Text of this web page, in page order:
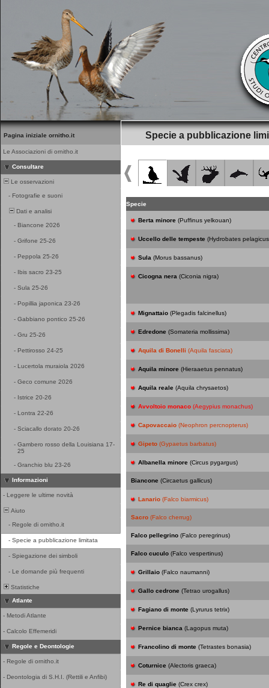
Pagina iniziale ornitho.it
Le Associazioni di ornitho.it
Consultare
Le osservazioni
- Fotografie e suoni
Dati e analisi
- Biancone 2026
- Grifone 25-26
- Peppola 25-26
- Ibis sacro 23-25
- Sula 25-26
- Popillia japonica 23-26
- Gabbiano pontico 25-26
- Gru 25-26
- Pettirosso 24-25
- Lucertola muraiola 2026
- Geco comune 2026
- Istrice 20-26
- Lontra 22-26
- Sciacallo dorato 20-26
- Gambero rosso della Louisiana 17-
25
- Granchio blu 23-26
Informazioni
- Leggere le ultime novità
Aiuto
- Regole di ornitho.it
- Specie a pubblicazione limitata
- Spiegazione dei simboli
- Le domande più frequenti
Statistiche
Atlante
- Metodi Atlante
- Calcolo Effemeridi
Regole e Deontologie
- Regole di ornitho.it
- Deontologia di S.H.I. (Rettili e Anfibi)
Specie a pubblicazione
Specie
Berta minore (Puffinus yelkouan)
Uccello delle tempeste (Hydrobates
Sula (Morus bassanus)
Cicogna nera (Ciconia nigra)
Mignattaio (Plegadis falcinellus)
Edredone (Somateria mollissima)
Aquila di Bonelli (Aquila fasciata)
Aquila minore (Hieraaetus pennatus)
Aquila reale (Aquila chrysaetos)
Avvoltoio monaco (Aegypius monachus)
Capovaccaio (Neophron percnopterus)
Gipeto (Gypaetus barbatus)
Albanella minore (Circus pygargus)
Biancone (Circaetus gallicus)
Lanario (Falco biarmicus)
Sacro (Falco cherrug)
Falco pellegrino (Falco peregrinus)
Falco cuculo (Falco vespertinus)
Grillaio (Falco naumanni)
Gallo cedrone (Tetrao urogallus)
Fagiano di monte (Lyrurus tetrix)
Pernice bianca (Lagopus muta)
Francolino di monte (Tetrastes bonasia)
Coturnice (Alectoris graeca)
Re di quaglie (Crex crex)